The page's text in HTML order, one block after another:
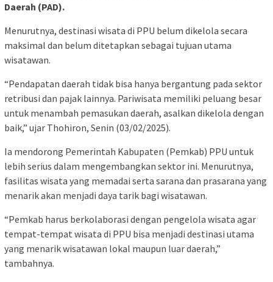
Daerah (PAD).
Menurutnya, destinasi wisata di PPU belum dikelola secara
maksimal dan belum ditetapkan sebagai tujuan utama
wisatawan.
“Pendapatan daerah tidak bisa hanya bergantung pada sektor
retribusi dan pajak lainnya. Pariwisata memiliki peluang besar
untuk menambah pemasukan daerah, asalkan dikelola dengan
baik,” ujar Thohiron, Senin (03/02/2025).
Ia mendorong Pemerintah Kabupaten (Pemkab) PPU untuk
lebih serius dalam mengembangkan sektor ini. Menurutnya,
fasilitas wisata yang memadai serta sarana dan prasarana yang
menarik akan menjadi daya tarik bagi wisatawan.
“Pemkab harus berkolaborasi dengan pengelola wisata agar
tempat-tempat wisata di PPU bisa menjadi destinasi utama
yang menarik wisatawan lokal maupun luar daerah,”
tambahnya.